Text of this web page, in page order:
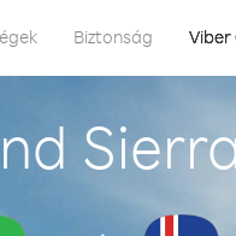
Biztonság Viber